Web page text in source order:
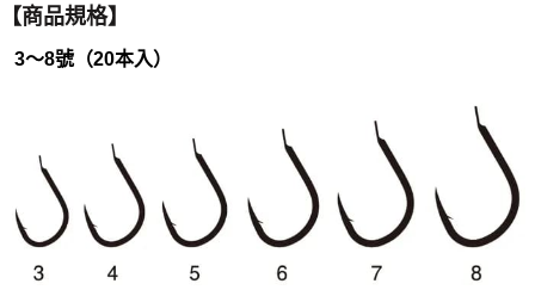
易，需依本服務之必要範圍內提供個人資料，並將交易相關給付款項請求債
２．關於個人資料處理事宜，請瀏覽以下網址：
「AFTEE先享後付」，若未經同意申辦者引起之損失，本公司不負相關責
４．使用「AFTEE先享後付」時，將依據個別帳號之用戶狀況，依本公司即
時審查核予不同之上限額度；若仍有額度不足之情形，本公司將視審查結果
請求用戶進行身份認證。
５．嚴禁一人註冊多個帳號或使用他人資訊註冊。若發現惡意使用之情形，
一般宅配（門市自取請勿下單，請聯繫客服）
貨到付款（門市自取請勿下單，請聯繫客服）
每筆NT$200，滿NT$3,000(含以上)免運費
國家/地區配送(**下單前請私訊客服確認實際運費(運費另
計)，訂單才得以成立**)
查看運費
【商品規格】
3～8號（20本入）